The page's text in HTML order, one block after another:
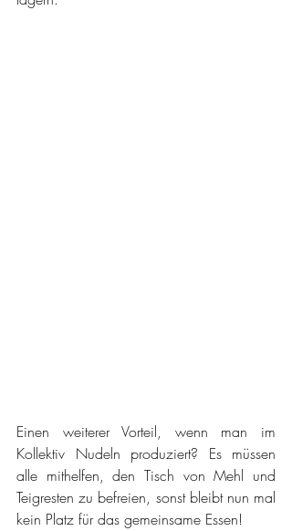
Einen weiterer Vorteil, wenn man im
Kollektiv Nudeln produziert? Es müssen
alle mithelfen, den Tisch von Mehl und
Teigresten zu befreien, sonst bleibt nun mal
kein Platz für das gemeinsame Essen!